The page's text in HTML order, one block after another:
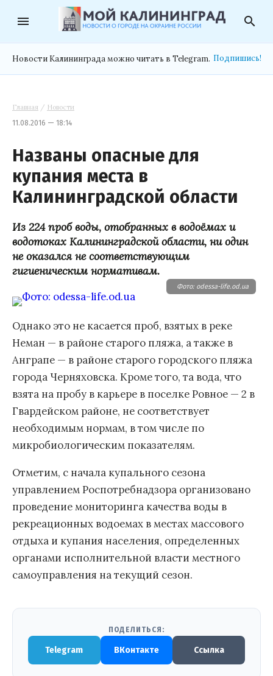
menu search
Новости Калининграда можно читать в Telegram. Подпишись!
Главная / Новости
11.08.2016 — 18:14
Названы опасные для
купания места в
Калининградской области
Из 224 проб воды, отобранных в водоёмах и
водотоках Калининградской области, ни один
не оказался не соответствующим
гигиеническим нормативам.
Фото: odessa-life.od.ua
Однако это не касается проб, взятых в реке
Неман — в районе старого пляжа, а также в
Анграпе — в районе старого городского пляжа
города Черняховска. Кроме того, та вода, что
взята на пробу в карьере в поселке Ровное — 2 в
Гвардейском районе, не соответствует
необходимым нормам, в том числе по
микробиологическим показателям.
Отметим, с начала купального сезона
управлением Роспотребнадзора организовано
проведение мониторинга качества воды в
рекреационных водоемах в местах массового
отдыха и купания населения, определенных
органами исполнительной власти местного
самоуправления на текущий сезон.
ПОДЕЛИТЬСЯ:
Telegram ВКонтакте Ссылка